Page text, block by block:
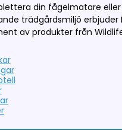
din fågelmatare
trädgårdsmiljö erbjuder
av produkter från